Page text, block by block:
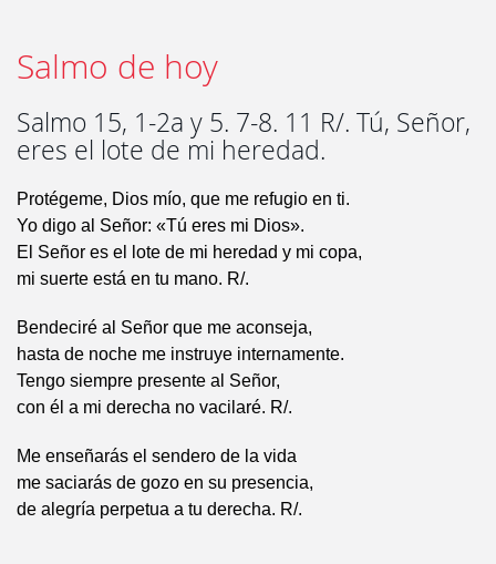
Salmo de hoy
Salmo 15, 1-2a y 5. 7-8. 11 R/. Tú, Señor,
eres el lote de mi heredad.
Protégeme, Dios mío, que me refugio en ti.
Yo digo al Señor: «Tú eres mi Dios».
El Señor es el lote de mi heredad y mi copa,
mi suerte está en tu mano. R/.
Bendeciré al Señor que me aconseja,
hasta de noche me instruye internamente.
Tengo siempre presente al Señor,
con él a mi derecha no vacilaré. R/.
Me enseñarás el sendero de la vida
me saciarás de gozo en su presencia,
de alegría perpetua a tu derecha. R/.